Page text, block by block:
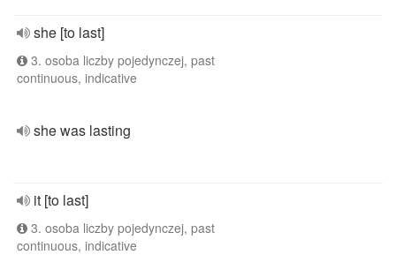
she [to last]
3. osoba liczby pojedynczej, past
continuous, indicative
she was lasting
it [to last]
3. osoba liczby pojedynczej, past
continuous, indicative